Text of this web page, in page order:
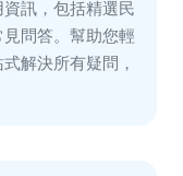
訊，包括精選民
問答。幫助您輕
解決所有疑問，